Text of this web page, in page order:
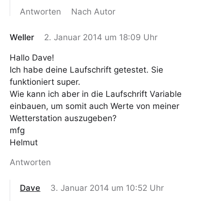
Antworten Nach Autor
Weller 2. Januar 2014 um 18:09 Uhr
Hallo Dave!
Ich habe deine Laufschrift getestet. Sie
funktioniert super.
Wie kann ich aber in die Laufschrift Variable
einbauen, um somit auch Werte von meiner
Wetterstation auszugeben?
mfg
Helmut
Antworten
Dave 3. Januar 2014 um 10:52 Uhr